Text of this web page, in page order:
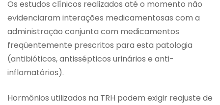
Os estudos clínicos realizados até o momento não
evidenciaram interações medicamentosas com a
administração conjunta com medicamentos
freqüentemente prescritos para esta patologia
(antibióticos, antissépticos urinários e anti-
inflamatórios).
Hormônios utilizados na TRH podem exigir reajuste de